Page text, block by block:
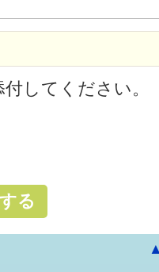
してください。
ー